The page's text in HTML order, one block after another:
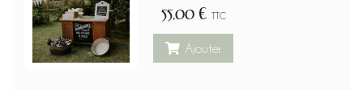
55,00 € TTC
Ajouter